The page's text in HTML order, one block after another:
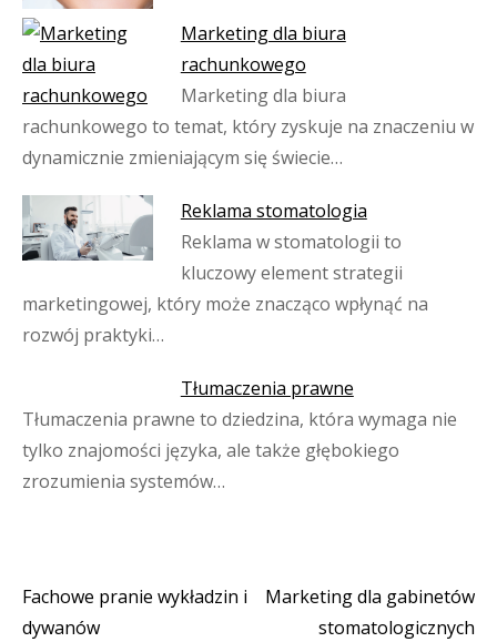
Marketing dla biura
rachunkowego
Marketing dla biura
rachunkowego to temat, który zyskuje na znaczeniu w
dynamicznie zmieniającym się świecie…
Reklama stomatologia
Reklama w stomatologii to
kluczowy element strategii
marketingowej, który może znacząco wpłynąć na
rozwój praktyki…
Tłumaczenia prawne
Tłumaczenia prawne to dziedzina, która wymaga nie
tylko znajomości języka, ale także głębokiego
zrozumienia systemów…
Nawigacja
Fachowe pranie wykładzin i
dywanów
Marketing dla gabinetów
stomatologicznych